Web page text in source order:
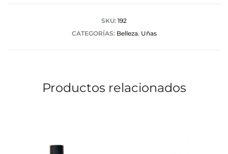
SKU: 192
CATEGORÍAS: Belleza, Uñas
Productos relacionados